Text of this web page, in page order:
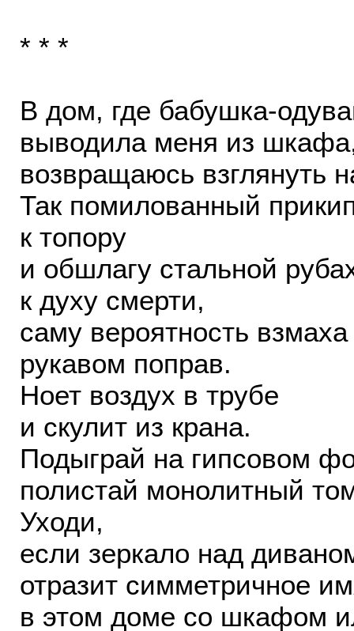
* * *
В дом, где бабушка-
выводила меня из
возвращаюсь взглянуть
Так помилованный
к топору
и обшлагу стальной
к духу смерти,
саму вероятность взмаха
рукавом поправ.
Ноет воздух в трубе
и скулит из крана.
Подыграй на гипсовом
полистай монолитный
Уходи,
если зеркало над
отразит симметричное
в этом доме со шкафом